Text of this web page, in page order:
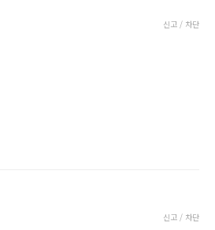
신고 / 차단
신고 / 차단